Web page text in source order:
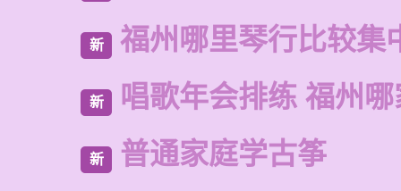
新 福州哪里琴行比较集
新 唱歌年会排练 福州
新 普通家庭学古筝